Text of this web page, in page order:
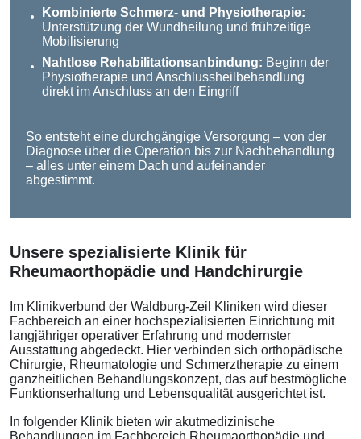
Kombinierte Schmerz- und Physiotherapie:
Unterstützung der Wundheilung und frühzeitige
Mobilisierung
Nahtlose Rehabilitationsanbindung: Beginn der
Physiotherapie und Anschlussheilbehandlung
direkt im Anschluss an den Eingriff
So entsteht eine durchgängige Versorgung – von der
Diagnose über die Operation bis zur Nachbehandlung
– alles unter einem Dach und aufeinander
abgestimmt.
Unsere spezialisierte Klinik für
Rheumaorthopädie und Handchirurgie
Im Klinikverbund der Waldburg-Zeil Kliniken wird dieser
Fachbereich an einer hochspezialisierten Einrichtung mit
langjähriger operativer Erfahrung und modernster
Ausstattung abgedeckt. Hier verbinden sich orthopädische
Chirurgie, Rheumatologie und Schmerztherapie zu einem
ganzheitlichen Behandlungskonzept, das auf bestmögliche
Funktionserhaltung und Lebensqualität ausgerichtet ist.
In folgender Klinik bieten wir akutmedizinische